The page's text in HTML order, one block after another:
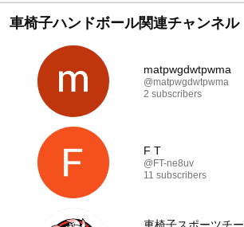
車椅子ハンドボール関連チャンネル
matpwgdwtpwma
@matpwgdwtpwma
2 subscribers
F T
@FT-ne8uv
11 subscribers